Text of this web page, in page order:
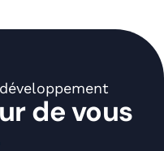
de vous